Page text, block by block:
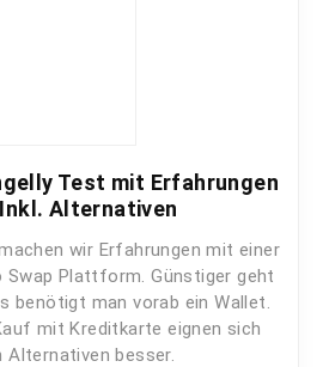
Test mit Erfahrungen
Alternativen
wir Erfahrungen mit einer
Swap Plattform. Günstiger geht
benötigt man vorab ein Wallet.
mit Kreditkarte eignen sich
Alternativen besser.